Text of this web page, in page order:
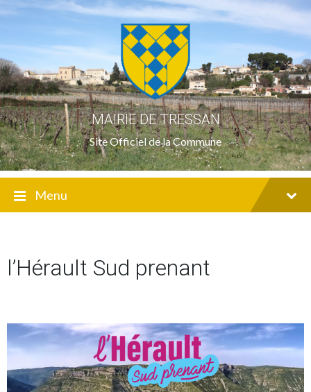
Skip
to
Skip
to
navigation
Skip
to
MAIRIE DE TRESSAN
Site Officiel de la Commune
Menu
l’Hérault Sud prenant